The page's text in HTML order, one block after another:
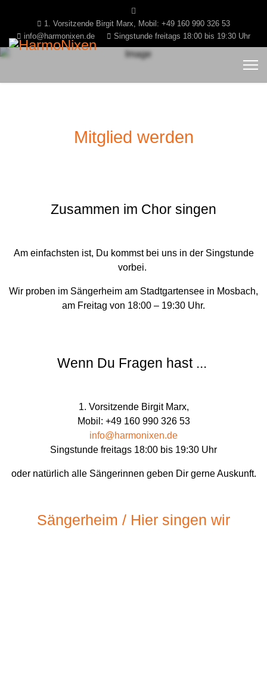
1. Vorsitzende Birgit Marx, Mobil: +49 160 990 326 53
info@harmonixen.de
Singstunde freitags 18:00 bis 19:30 Uhr
Mitglied werden
Zusammen im Chor singen
Am einfachsten ist, Du kommst bei uns in der Singstunde
vorbei.
Wir proben im Sängerheim am Stadtgartensee in Mosbach,
am Freitag von 18:00 – 19:30 Uhr.
Wenn Du Fragen hast ...
1. Vorsitzende Birgit Marx,
Mobil: +49 160 990 326 53
info@harmonixen.de
Singstunde freitags 18:00 bis 19:30 Uhr
oder natürlich alle Sängerinnen geben Dir gerne Auskunft.
Sängerheim / Hier singen wir